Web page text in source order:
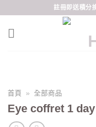
content
註冊即送積分
首頁 » 全部商品
Eye coffret 1